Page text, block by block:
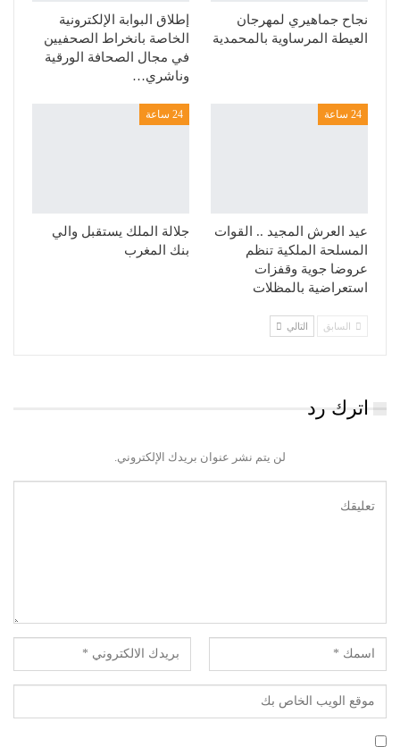
نجاح جماهيري لمهرجان
العيطة المرساوية بالمحمدية
إطلاق البوابة الإلكترونية
الخاصة بانخراط الصحفيين
في مجال الصحافة الورقية
وناشري…
24 ساعة
عيد العرش المجيد .. القوات
المسلحة الملكية تنظم
عروضا جوية وقفزات
استعراضية بالمظلات
24 ساعة
جلالة الملك يستقبل والي
بنك المغرب
السابق التالي
اترك رد
لن يتم نشر عنوان بريدك الإلكتروني.